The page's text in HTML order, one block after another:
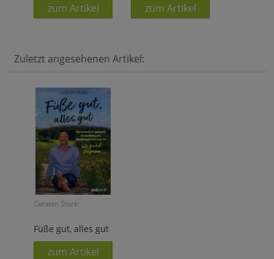
zum Artikel zum Artikel
Zuletzt angesehenen Artikel:
Carsten Stark:
Füße gut, alles gut
zum Artikel